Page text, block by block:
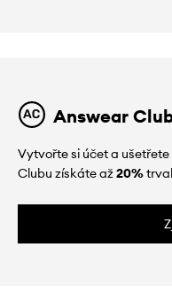
Answear
Vytvořte si účet a
Clubu získáte až20%